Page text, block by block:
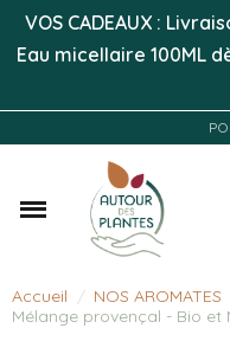
VOS CADEAUX :
Eau micellaire 100ML
Accueil
NOS AROMATES
Mélange provençal - Bio et